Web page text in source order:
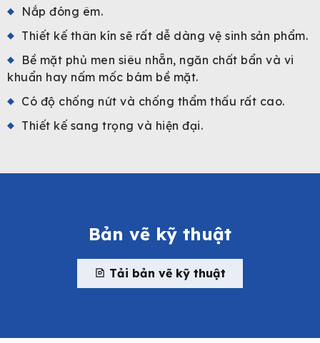
Nắp đóng êm.
Thiết kế thân kín sẽ rất dễ dàng vệ sinh sản phẩm.
Bề mặt phủ men siêu nhẵn, ngăn chất bẩn và vi
khuẩn hay nấm mốc bám bề mặt.
Có độ chống nứt và chống thẩm thấu rất cao.
Thiết kế sang trọng và hiện đại.
Bản vẽ kỹ thuật
Tải bản vẽ kỹ thuật